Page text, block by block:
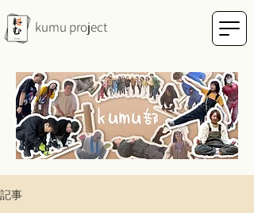
kumu project
記事